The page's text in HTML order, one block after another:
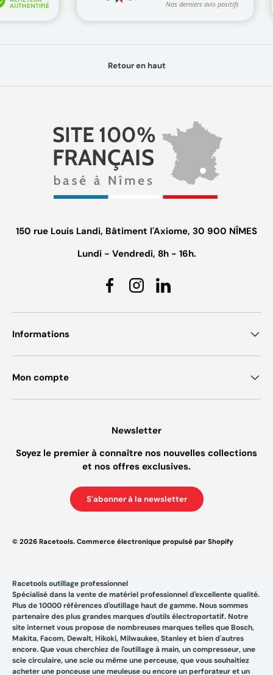
Retour en haut
150 rue Louis Landi, Bâtiment l'Axiome, 30 900 NÎMES
Lundi - Vendredi, 8h - 16h.
FacebookInstagramLinkedin
Informations
Mon compte
Newsletter
Soyez le premier à connaître nos nouvelles collections
et nos offres exclusives.
S'abonner à la newsletter
© 2026 Racetools. Commerce électronique propulsé par Shopify
Racetools outillage professionnel
Spécialisé dans la vente de matériel professionnel d'excellente qualité.
Plus de 10000 références d'outillage haut de gamme. Nous sommes
partenaire des plus grandes marques d'outils électroportatif. Notre
site internet vous propose de nombreuses marques telles que Bosch,
Makita, Facom, Dewalt, Hikoki, Milwaukee, Stanley et bien d'autres
encore. Que vous cherchiez de l'outillage à main, un compresseur, une
scie circulaire, une scie ou même une perceuse, que vous souhaitiez
acheter une ponceuse une meuleuse ou encore un perforateur et un